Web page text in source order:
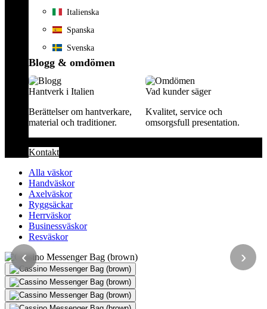
Italienska
Spanska
Svenska
Blogg & omdömen
Hantverk i Italien
Berättelser om hantverkare,
material och traditioner.
Vad kunder säger
Kvalitet, service och
omsorgsfull presentation.
Kontakt
Alla väskor
Handväskor
Axelväskor
Ryggsäckar
Herrväskor
Businessväskor
Resväskor
‹ ›